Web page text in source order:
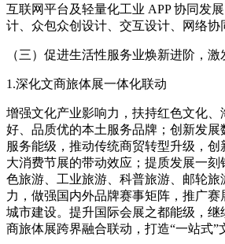
互联网平台及轻量化工业 APP 协同发
计、众包众创设计、交互设计、网络协
（三）促进生活性服务业焕新进阶，
1.深化文商旅体展一体化联动
增强文化产业影响力，扶持红色文化
好、品质优的本土服务品牌；创新发
服务能级，推动传统商贸转型升级，
大消费节展的带动效应；提质发展一
色旅游、工业旅游、科普旅游、邮轮
力，做强国内外品牌赛事矩阵，推广
城市建设。提升国际会展之都能级，
商旅体展跨界融合联动，打造“一站式